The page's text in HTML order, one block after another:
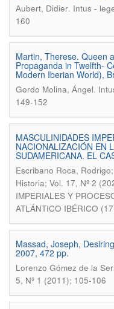
Aubert, Didier. Intus -
160
Martin, Therese. Queen
Propaganda in Twelfth-
Modern Iberian World),
Gordo Molina, Ángel.
149-152
MASCULINIDADES
NACIONALIZACIÓN EN
SUDAMERICANA. EL
Escribano Roca,
Historia; Vol. 17, Nº 2
IMPERIALES Y
ATLÁNTICO IBÉRICO
Massad, Joseph,
2007, 472 pp.
Lorenzo Gómez de la
5, Nº 1 (2011); 105-106